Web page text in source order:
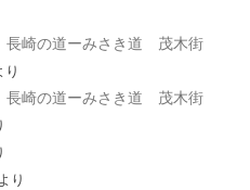
崎の道ーみさき道 茂木街
り
崎の道ーみさき道 茂木街
り